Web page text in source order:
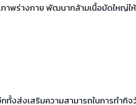
พร่างกาย พัฒนากล้ามเนื้อมัดใหญ่ใ
ส่งเสริมความสามารถในการทำกิจ